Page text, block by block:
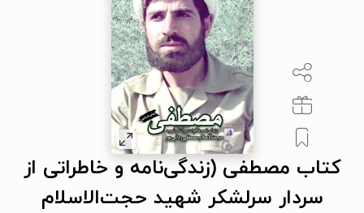
کتاب مصطفی (زندگی‌نامه و خاطراتی از
سردار سرلشکر شهید حجت‌الاسلام